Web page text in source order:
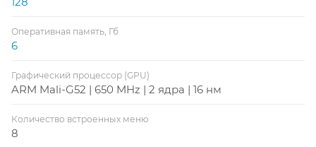
Оперативная память, Гб
6
Графический процессор (GPU)
ARM Mali-G52 | 650 MHz | 2 ядра | 16 нм
Количество встроенных меню
8